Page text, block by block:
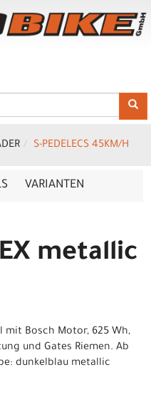
S-PEDELECS 45KM/H
VARIANTEN
metallic
mit Bosch Motor, 625 Wh,
und Gates Riemen. Ab
dunkelblau metallic